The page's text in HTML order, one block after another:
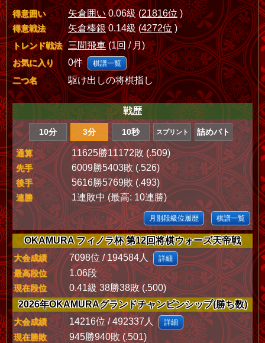
得意囲い 矢倉囲い0.06級 (21816位)
得意戦法 矢倉棒銀0.14級 (4272位 )
トレンド戦法 三間飛車(1回 / 月)
お気に入り 0件 棋譜一覧
二つ名 駆け出しの将棋指し
戦歴
10分 3分 10秒 スプリント 詰めバト
通算 11625勝11172敗 (.509)
先手 6009勝5403敗 (.526)
後手 5616勝5769敗 (.493)
連勝 1連敗中 (最高: 10連勝)
月別段級位履歴 棋譜一覧
OKAMURA フィノラ杯 第12回将棋ウォーズ天帝戦
大会成績 7098位 / 194584人 詳細
最高段位 1.06段
現在段位
0.41級 38勝38敗 (.500)
2026年OKAMURAグランドチャンピンシップ(勝ち数)
大会成績 14216位 / 492337人 詳細
現在勝敗 945勝940敗 (.501)